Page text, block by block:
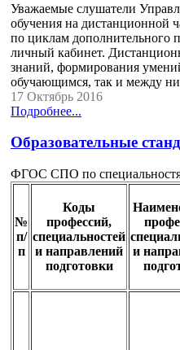
Уважаемые слушатели
обучения на дистанционной
по циклам дополнительного
личный кабинет.
знаний, формирования
обучающимся, так и между
17 Октябрь 2016
Подробнее...
Образовательные
ФГОС СПО по
№
п/
п
Коды
профессий,
специальностей
и направлений
подготовки
и